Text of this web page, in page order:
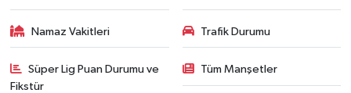
Namaz Vakitleri Trafik Durumu
Süper Lig Puan Durumu ve
Fikstür
Tüm Manşetler